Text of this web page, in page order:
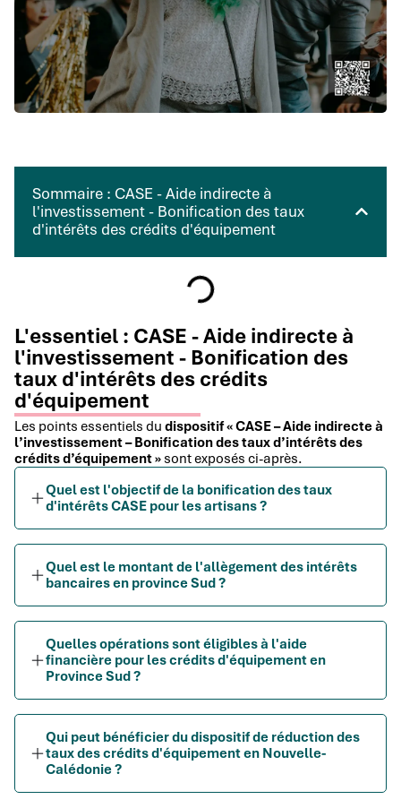
Sommaire : CASE - Aide indirecte à
l'investissement - Bonification des taux
d'intérêts des crédits d'équipement
L'essentiel : CASE - Aide indirecte à
l'investissement - Bonification des
taux d'intérêts des crédits
d'équipement
Les points essentiels du dispositif « CASE – Aide indirecte à
l’investissement – Bonification des taux d’intérêts des
crédits d’équipement » sont exposés ci-après.
Quel est l'objectif de la bonification des taux
d'intérêts CASE pour les artisans ?
Quel est le montant de l'allègement des intérêts
bancaires en province Sud ?
Quelles opérations sont éligibles à l'aide
financière pour les crédits d'équipement en
Province Sud ?
Qui peut bénéficier du dispositif de réduction des
taux des crédits d'équipement en Nouvelle-
Calédonie ?